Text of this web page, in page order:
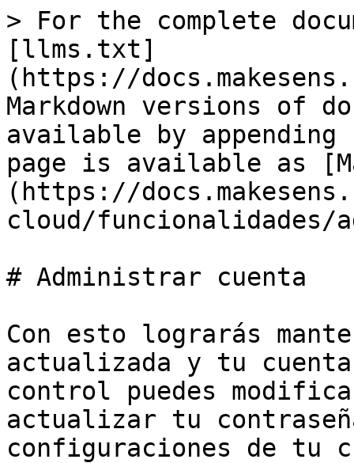
> For the complete
[llms.txt]
(https://
Markdown versions of
available by
page is available as
(https://
cloud/funcionalidades/
# Administrar cuenta
Con esto lograrás
actualizada y tu
control puedes
actualizar tu
configuraciones de tu